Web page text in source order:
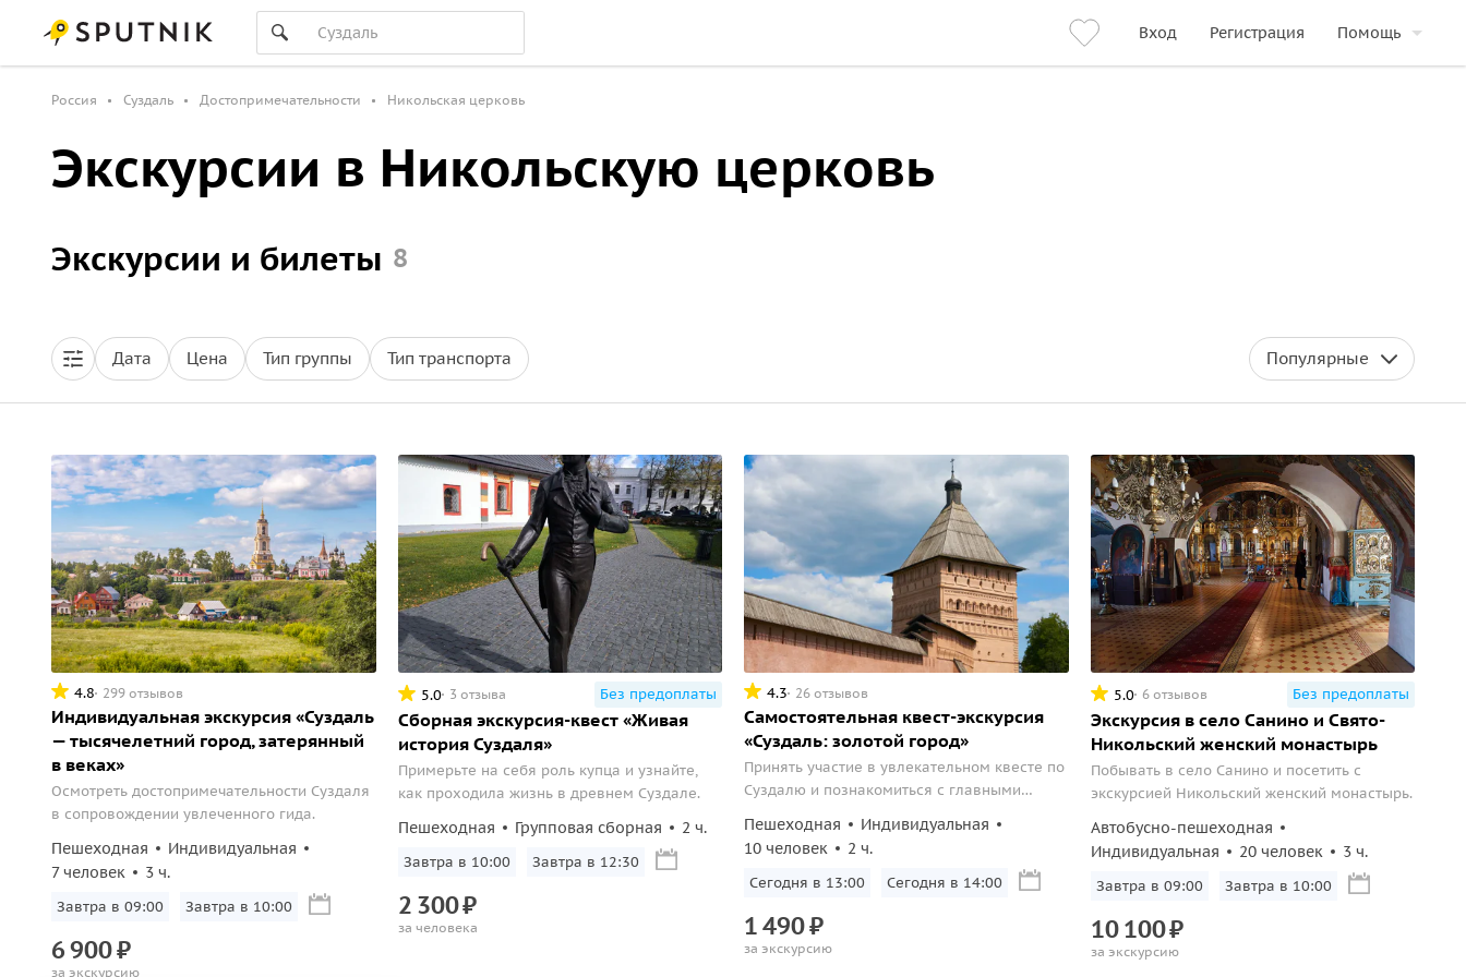
Вход Регистрация Помощь
Россия Суздаль Достопримечательности Никольская церковь
Экскурсии в Никольскую церковь
Экскурсии и билеты 8
Дата Цена Тип группы Тип транспорта Популярные
4.8 299 отзывов
Индивидуальная экскурсия «Суздаль
— тысячелетний город, затерянный
в веках»
Осмотреть достопримечательности Суздаля
в сопровождении увлеченного гида.
Пешеходная
Индивидуальная
7 человек
3 ч.
Завтра в 09:00 Завтра в 10:00
6900₽
за экскурсию
5.0 3 отзыва Без предоплаты
Сборная экскурсия-квест «Живая
история Суздаля»
Примерьте на себя роль купца и узнайте,
как проходила жизнь в древнем Суздале.
Пешеходная Групповая сборная 2 ч.
Завтра в 10:00 Завтра в 12:30
2 300₽
за человека
4.3 26 отзывов
Самостоятельная квест-экскурсия
«Суздаль: золотой город»
Принять участие в увлекательном квесте по
Суздалю и познакомиться с главными
Пешеходная
Индивидуальная
10 человек
2 ч.
Сегодня в 13:00 Сегодня в 14:00
1490₽
за экскурсию
5.0 6 отзывов Без предоплаты
Экскурсия в село Санино и Свято-
Никольский женский монастырь
Побывать в село Санино и посетить с
экскурсией Никольский женский монастырь.
Автобусно-пешеходная
Индивидуальная
20 человек 3 ч.
Завтра в 09:00 Завтра в 10:00
10100₽
за экскурсию